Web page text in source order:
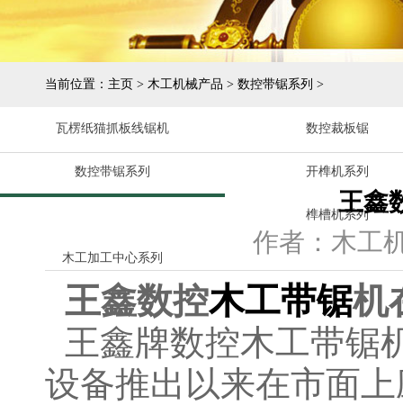
当前位置： 主页 > 木工机械产品 > 数控带锯系列 >
瓦楞纸猫抓板线锯机 数控裁板锯
数控带锯系列 开榫机系列
榫槽机系列
木工加工中心系列
王鑫
作者：木工
王鑫数控木工带锯机
王鑫牌数控木工带锯
设备推出以来在市面